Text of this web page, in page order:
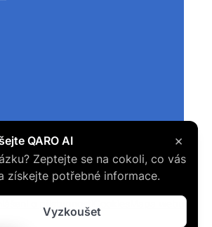
×
QARO AI
Zeptejte se na cokoli, co vás
získejte potřebné informace.
Vyzkoušet